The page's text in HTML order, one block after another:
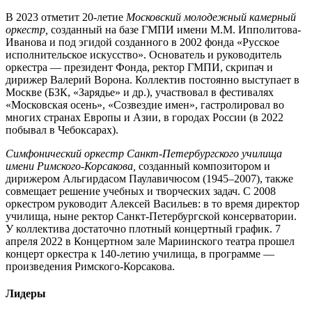
В 2023 отметит 20-летие Московский молодежный камерный
оркестр, созданный на базе ГМПИ имени М.М. Ипполитова-
Иванова и под эгидой созданного в 2002 фонда «Русское
исполнительское искусство». Основатель и руководитель
оркестра — президент Фонда, ректор ГМПИ, скрипач и
дирижер Валерий Ворона. Коллектив постоянно выступает в
Москве (БЗК, «Зарядье» и др.), участвовал в фестивалях
«Московская осень», «Созвездие имен», гастролировал во
многих странах Европы и Азии, в городах России (в 2022
побывал в Чебоксарах).
Симфонический оркестр Санкт-Петербургского училища
имени Римского-Корсакова, созданный композитором и
дирижером Альгирдасом Паулавичюсом (1945–2007), также
совмещает решение учебных и творческих задач. С 2008
оркестром руководит Алексей Васильев: в то время директор
училища, ныне ректор Санкт-Петербургской консерватории.
У коллектива достаточно плотный концертный график. 7
апреля 2022 в Концертном зале Мариинского театра прошел
концерт оркестра к 140-летию училища, в программе —
произведения Римского-Корсакова.
Лидеры